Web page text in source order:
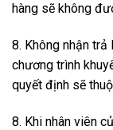
hàng sẽ không
8. Không nhận
chương trình
quyết định sẽ
8. Khi nhân viên